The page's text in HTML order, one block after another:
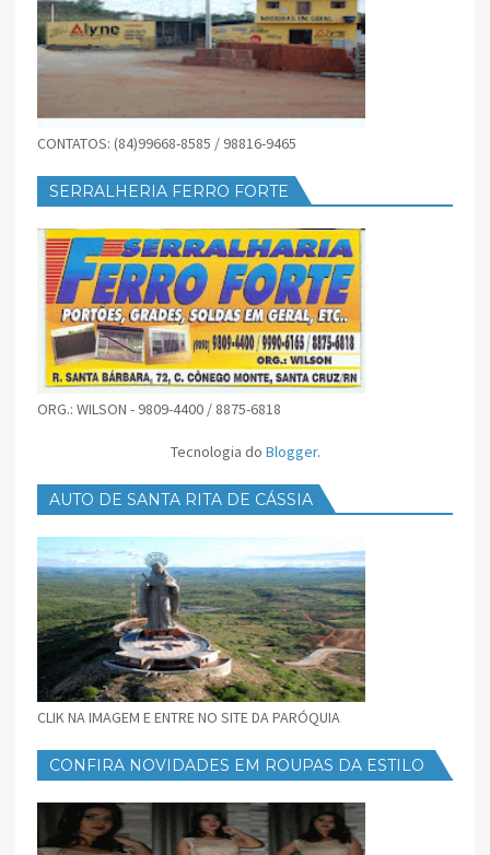
CONTATOS: (84)99668-8585 / 98816-9465
SERRALHERIA FERRO FORTE
ORG.: WILSON - 9809-4400 / 8875-6818
Tecnologia do Blogger.
AUTO DE SANTA RITA DE CÁSSIA
CLIK NA IMAGEM E ENTRE NO SITE DA PARÓQUIA
CONFIRA NOVIDADES EM ROUPAS DA ESTILO